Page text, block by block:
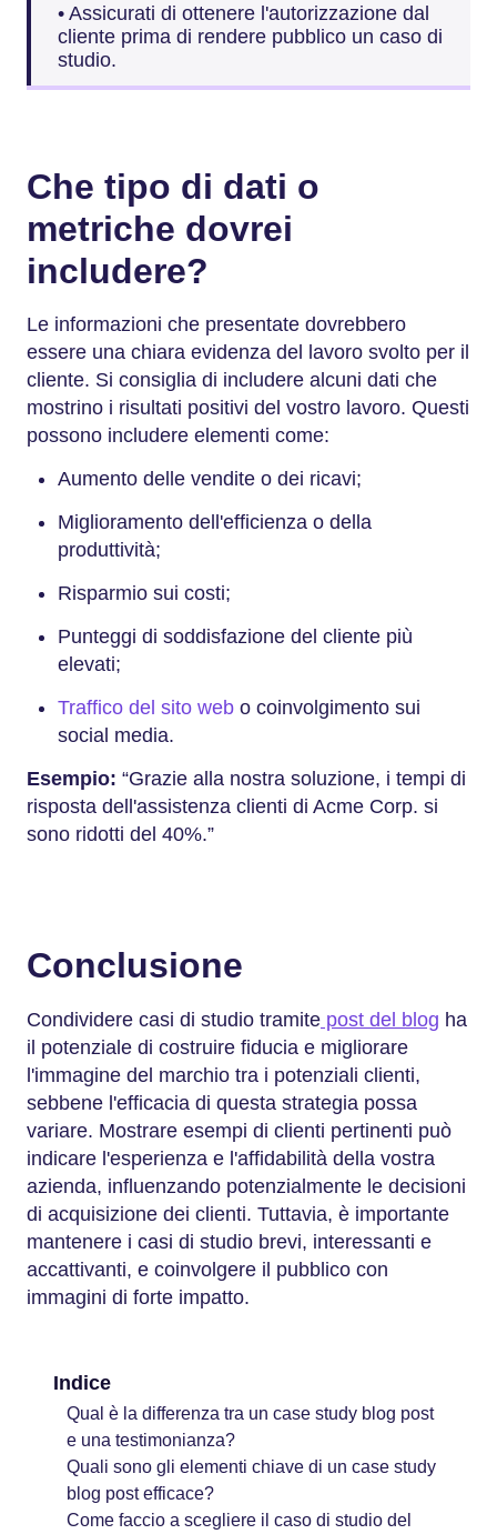
• Assicurati di ottenere l'autorizzazione dal
cliente prima di rendere pubblico un caso di
studio.
Che tipo di dati o
metriche dovrei
includere?
Le informazioni che presentate dovrebbero
essere una chiara evidenza del lavoro svolto per il
cliente. Si consiglia di includere alcuni dati che
mostrino i risultati positivi del vostro lavoro. Questi
possono includere elementi come:
Aumento delle vendite o dei ricavi;
Miglioramento dell'efficienza o della
produttività;
Risparmio sui costi;
Punteggi di soddisfazione del cliente più
elevati;
Traffico del sito web o coinvolgimento sui
social media.
Esempio: “Grazie alla nostra soluzione, i tempi di
risposta dell'assistenza clienti di Acme Corp. si
sono ridotti del 40%.”
Conclusione
Condividere casi di studio tramite post del blog ha
il potenziale di costruire fiducia e migliorare
l'immagine del marchio tra i potenziali clienti,
sebbene l'efficacia di questa strategia possa
variare. Mostrare esempi di clienti pertinenti può
indicare l'esperienza e l'affidabilità della vostra
azienda, influenzando potenzialmente le decisioni
di acquisizione dei clienti. Tuttavia, è importante
mantenere i casi di studio brevi, interessanti e
accattivanti, e coinvolgere il pubblico con
immagini di forte impatto.
Indice
Qual è la differenza tra un case study blog post
e una testimonianza?
Quali sono gli elementi chiave di un case study
blog post efficace?
Come faccio a scegliere il caso di studio del